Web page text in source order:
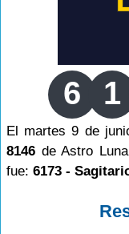
6 1
El martes 9 de
8146 de Astro
fue: 6173 -